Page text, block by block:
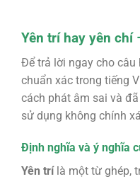
Yên trí hay yên chí
Để trả lời ngay cho câu
chuẩn xác trong tiếng
cách phát âm sai và
sử dụng không chính
Định nghĩa và ý nghĩa
Yên trílà một từ ghép,